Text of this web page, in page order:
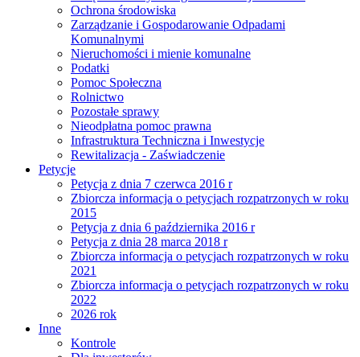
Ochrona środowiska
Zarządzanie i Gospodarowanie Odpadami
Komunalnymi
Nieruchomości i mienie komunalne
Podatki
Pomoc Społeczna
Rolnictwo
Pozostałe sprawy
Nieodpłatna pomoc prawna
Infrastruktura Techniczna i Inwestycje
Rewitalizacja - Zaświadczenie
Petycje
Petycja z dnia 7 czerwca 2016 r
Zbiorcza informacja o petycjach rozpatrzonych w roku
2015
Petycja z dnia 6 października 2016 r
Petycja z dnia 28 marca 2018 r
Zbiorcza informacja o petycjach rozpatrzonych w roku
2021
Zbiorcza informacja o petycjach rozpatrzonych w roku
2022
2026 rok
Inne
Kontrole